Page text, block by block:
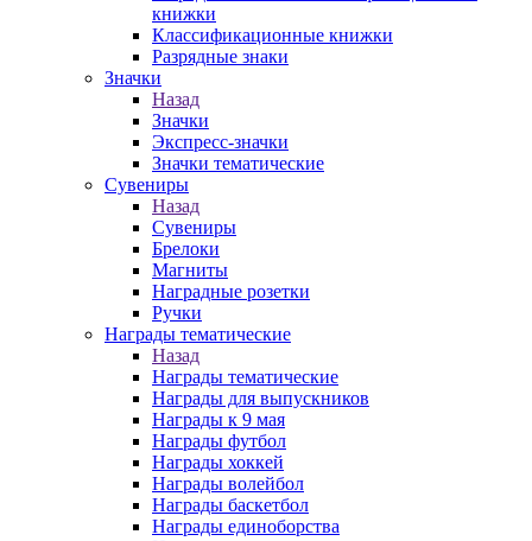
книжки
Классификационные книжки
Разрядные знаки
Значки
Назад
Значки
Экспресс-значки
Значки тематические
Сувениры
Назад
Сувениры
Брелоки
Магниты
Наградные розетки
Ручки
Награды тематические
Назад
Награды тематические
Награды для выпускников
Награды к 9 мая
Награды футбол
Награды хоккей
Награды волейбол
Награды баскетбол
Награды единоборства